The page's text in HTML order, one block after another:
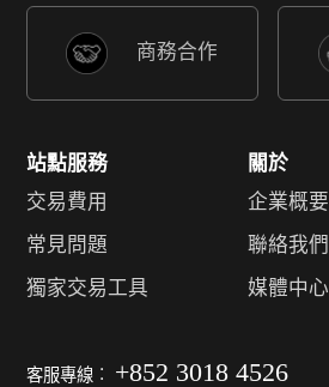
商務合作
站點服務
交易費用
常見問題
獨家交易工具
關於
企業概要
聯絡我們
媒體中心
客服專線︰ +852 3018 4526